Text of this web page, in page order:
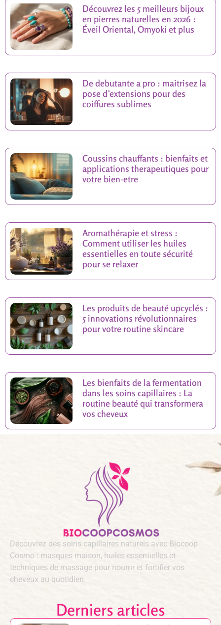
Découvrez les 5 meilleurs bijoux
en pierres naturelles en 2026 :
Éveil Oriental, Omyoki et plus
De debutante a pro : maitrisez la
pose d’extensions pour des
coiffures sublimes
Coussins chauffants : bienfaits et
applications therapeutiques pour
votre bien-etre
Aromathérapie et stress :
Comment utiliser les huiles
essentielles en toute sécurité
pour se relaxer
Les produits de beauté upcyclés :
5 innovations révolutionnaires
pour votre routine skincare
Les bienfaits de la fermentation
dans les soins capillaires : La
routine beauté qui transformera
vos cheveux
Découvrez des soins capillaires naturels avec Biocoop
Cosmo : masques maison, huiles essentielles et
techniques de massage pour nourrir et fortifier vos
cheveux au quotidien.
Derniers articles